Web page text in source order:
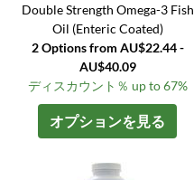
Double Strength Omega-3 Fish
Oil (Enteric Coated)
2 Options from AU$22.44 -
AU$40.09
ディスカウント％ up to 67%
オプションを見る